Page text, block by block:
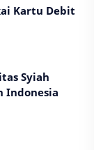
Kartu Debit
Syiah
Indonesia